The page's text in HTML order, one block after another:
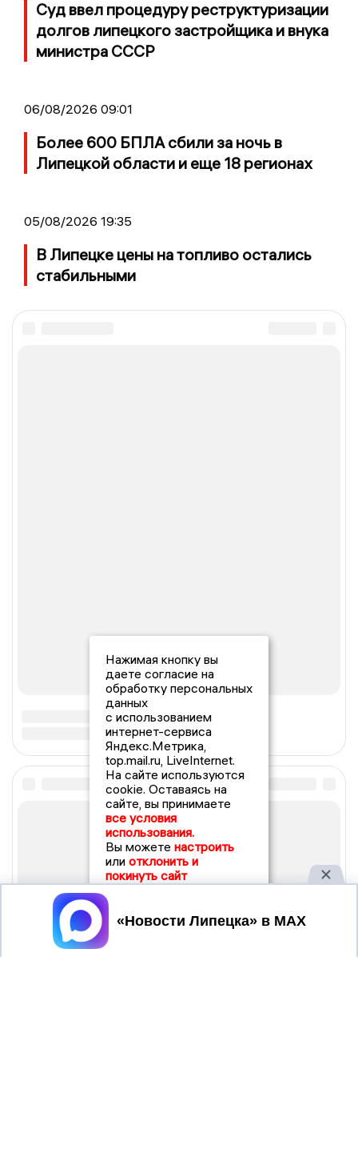
Суд ввел процедуру реструктуризации
долгов липецкого застройщика и внука
министра СССР
06/08/2026 09:01
Более 600 БПЛА сбили за ночь в
Липецкой области и еще 18 регионах
05/08/2026 19:35
В Липецке цены на топливо остались
стабильными
Нажимая кнопку вы
даете согласие на
обработку персональных
данных
с использованием
интернет-сервиса
Яндекс.Метрика,
top.mail.ru, LiveInternet.
На сайте используются
cookie. Оставаясь на
сайте, вы принимаете
все условия
использования.
Вы можете настроить
или отклонить и
покинуть сайт
Принять